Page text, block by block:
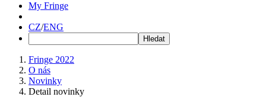
My Fringe
CZ/ENG
Fringe 2022
O nás
Novinky
Detail novinky